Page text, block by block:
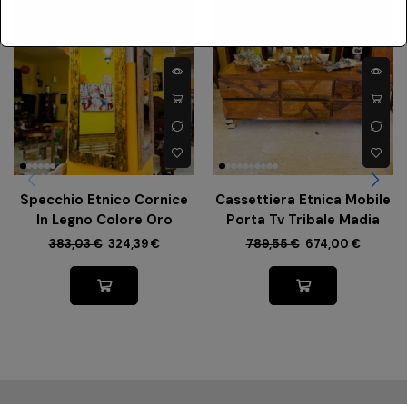
Specchio Etnico Cornice
In Legno Colore Oro
383,03€ 324,39€
Cassettiera Etnica Mobile
Porta Tv Tribale Madia
789,55€ 674,00 €